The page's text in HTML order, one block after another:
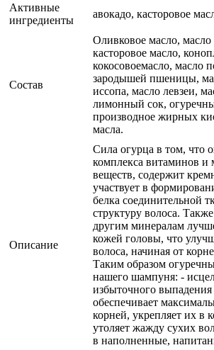
Активные
ингредиенты
авокадо, касторовое
Состав
Оливковое масло, масло
касторовое масло,
кокосовоемасло, масло
зародышей пшеницы,
иссопа, масло левзеи,
лимонный сок,
производное жирных
масла.
Описание
Сила огурца в том, что
комплекса витаминов и
веществ, содержит
участвует в
белка соединительной
структуру волоса.
другим минералам
кожей головы, что
волоса, начиная от
Таким образом
нашего шампуня: -
избыточного выпадения
обеспечивает
корней, укрепляет их в
утоляет жажду сухих
в наполненные,